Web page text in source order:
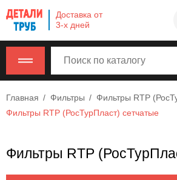
Доставка от
3-х дней
Главная Фильтры
Фильтры RTP
Фильтры RTP (РосТурПласт) сетчатые
Фильтры RTP
Company
name
620000,
Москва,
Калужская,
15,